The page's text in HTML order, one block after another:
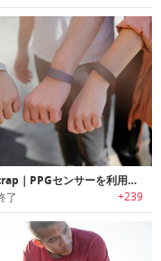
Biostrap｜PPGセンサーを利用して健康状態を把握可能なクリニカル品質マルチデバイスウェアラブルプラットフォーム 「バイオストラップ」
了 +239